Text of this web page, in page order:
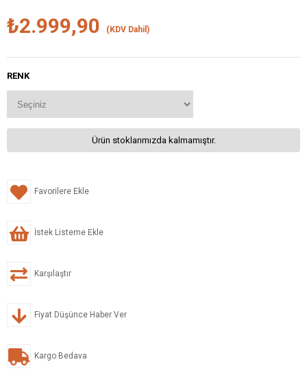
₺2.999,90 (KDV Dahil)
RENK
Ürün stoklarımızda kalmamıştır.
Favorilere Ekle
İstek Listeme Ekle
Karşılaştır
Fiyat Düşünce Haber Ver
Kargo Bedava